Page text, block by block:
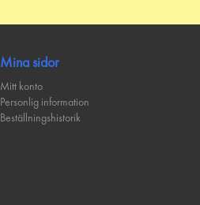
Mina sidor
Mitt konto
Personlig information
Beställningshistorik